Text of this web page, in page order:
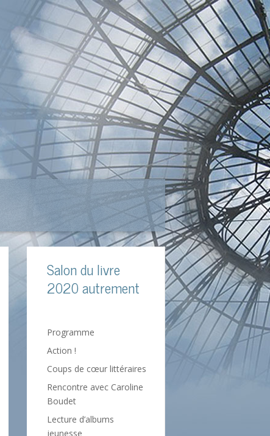
Salon du livre
2020 autrement
Programme
Action !
Coups de cœur littéraires
Rencontre avec Caroline
Boudet
Lecture d’albums
jeunesse